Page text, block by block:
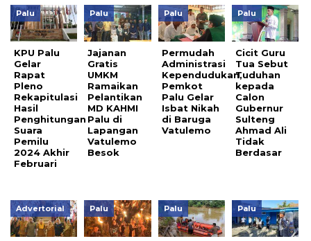
Palu
KPU Palu
Gelar
Rapat
Pleno
Rekapitulasi
Hasil
Penghitungan
Suara
Pemilu
2024 Akhir
Februari
Palu
Jajanan
Gratis
UMKM
Ramaikan
Pelantikan
MD KAHMI
Palu di
Lapangan
Vatulemo
Besok
Palu
Permudah
Administrasi
Kependudukan,
Pemkot
Palu Gelar
Isbat Nikah
di Baruga
Vatulemo
Palu
Cicit Guru
Tua Sebut
Tuduhan
kepada
Calon
Gubernur
Sulteng
Ahmad Ali
Tidak
Berdasar
Advertorial Palu Palu Palu